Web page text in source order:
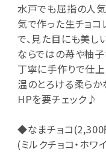
水戸でも屈指の人
気で作った生チョコ
で、見た目にも美し
ならではの苺や柚
丁寧に手作りで仕上
温のとろける柔ら
HPを要チェック♪
◆なまチョコ(2,300
(ミルクチョコ・ホワ